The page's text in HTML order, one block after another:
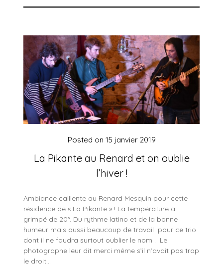
La Pikante au Renard et on oublie
l’hiver !
Posted on 15 janvier 2019
Ambiance calliente au Renard Mesquin pour cette
résidence de « La Pikante » ! La température a
grimpé de 20°. Du rythme latino et de la bonne
humeur mais aussi beaucoup de travail pour ce trio
dont il ne faudra surtout oublier le nom . Le
photographe leur dit merci même s’il n’avait pas trop
le droit…